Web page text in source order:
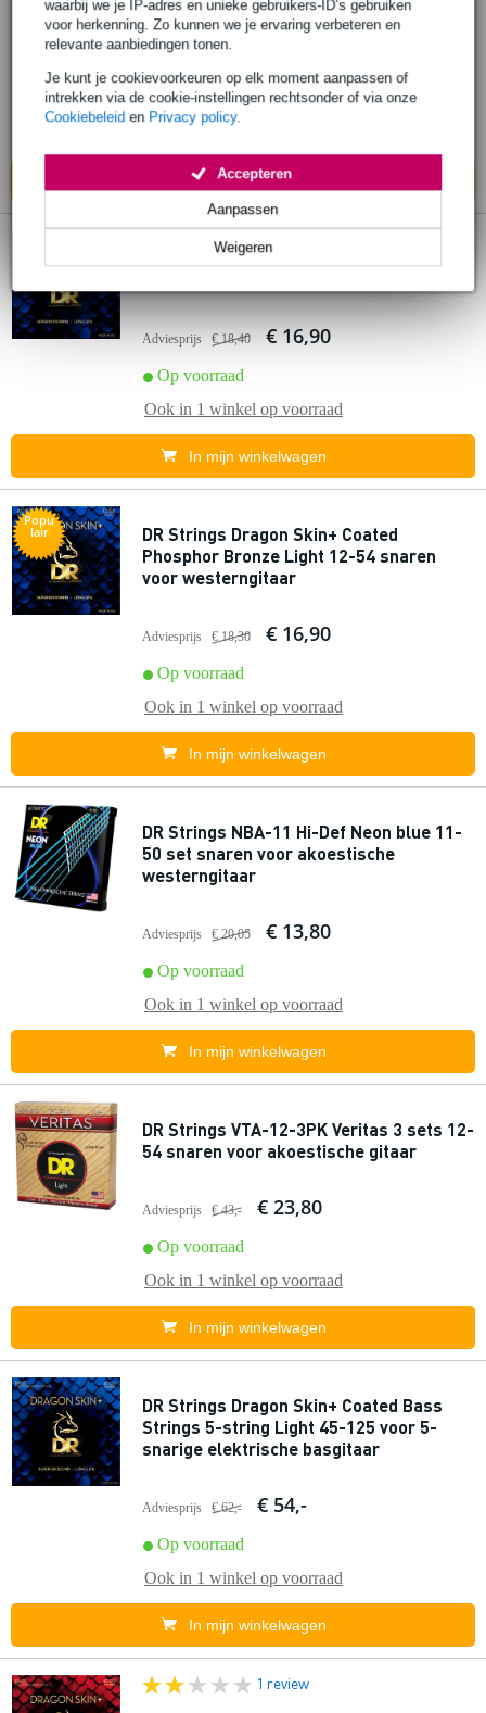
waarbij we je IP-adres en unieke gebruikers-ID’s gebruiken
voor herkenning. Zo kunnen we je ervaring verbeteren en
relevante aanbiedingen tonen.
Je kunt je cookievoorkeuren op elk moment aanpassen of
intrekken via de cookie-instellingen rechtsonder of via onze
Cookiebeleid en Privacy policy.
Weigeren
Aanpassen
Accepteren
Op voorraad
In mijn winkelwagen
DR Strings Dragon Skin+ Coated 80/20
Adviesprijs € 18,40 € 16,90
Op voorraad
Ook in 1 winkel op voorraad
In mijn winkelwagen
Popu
lair
DR Strings Dragon Skin+ Coated
Phosphor Bronze Light 12-54 snaren
voor westerngitaar
Adviesprijs € 18,30 € 16,90
Op voorraad
Ook in 1 winkel op voorraad
In mijn winkelwagen
DR Strings NBA-11 Hi-Def Neon blue 11-
50 set snaren voor akoestische
westerngitaar
Adviesprijs € 20,05 € 13,80
Op voorraad
Ook in 1 winkel op voorraad
In mijn winkelwagen
DR Strings VTA-12-3PK Veritas 3 sets 12-
54 snaren voor akoestische gitaar
Adviesprijs € 43,- € 23,80
Op voorraad
Ook in 1 winkel op voorraad
In mijn winkelwagen
DR Strings Dragon Skin+ Coated Bass
Strings 5-string Light 45-125 voor 5-
snarige elektrische basgitaar
Adviesprijs € 62,- € 54,-
Op voorraad
Ook in 1 winkel op voorraad
In mijn winkelwagen
1 review